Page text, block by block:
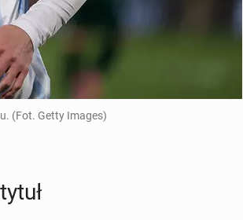
(Fot. Getty Images)